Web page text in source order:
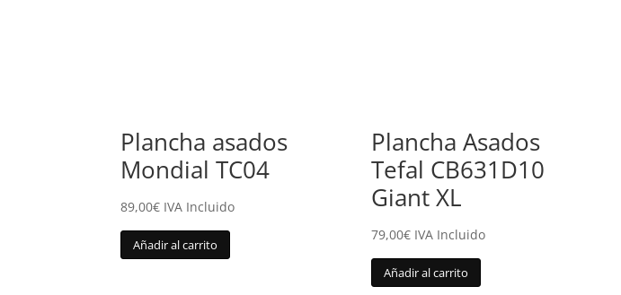
Plancha asados
Mondial TC04
89,00€ IVA Incluido
Añadir al carrito
Plancha Asados
Tefal CB631D10
Giant XL
79,00€ IVA Incluido
Añadir al carrito